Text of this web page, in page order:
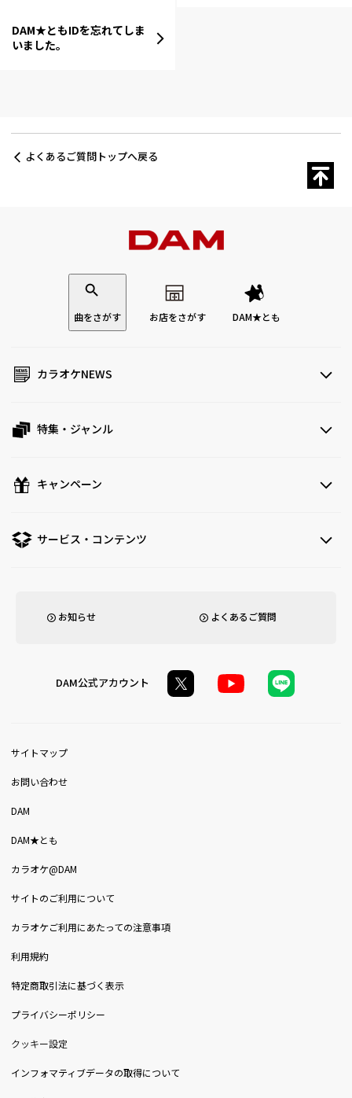
よくあるご質問トップへ戻る
DAM★ともIDを忘れてしま
いました。
曲をさがす お店をさがす DAM★とも
カラオケNEWS
特集・ジャンル
キャンペーン
サービス・コンテンツ
お知らせ よくあるご質問
DAM公式アカウント
サイトマップ
お問い合わせ
DAM
DAM★とも
カラオケ@DAM
サイトのご利用について
カラオケご利用にあたっての注意事項
利用規約
特定商取引法に基づく表示
プライバシーポリシー
クッキー設定
インフォマティブデータの取得について